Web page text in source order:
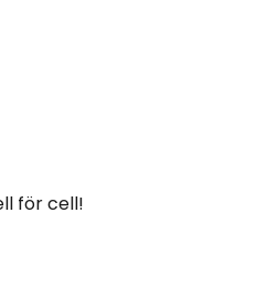
för cell!